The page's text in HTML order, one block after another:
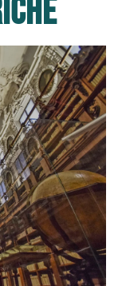
all’interno
sale e
visibili